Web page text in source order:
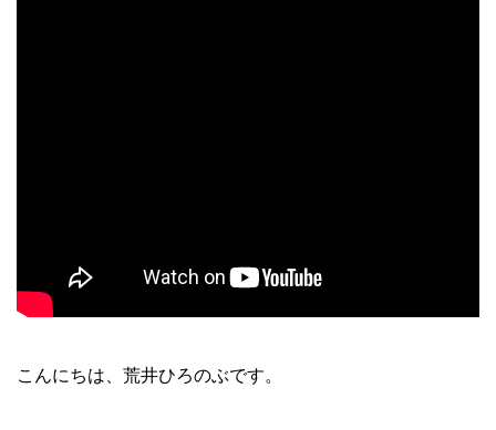
こんにちは、荒井ひろのぶです。